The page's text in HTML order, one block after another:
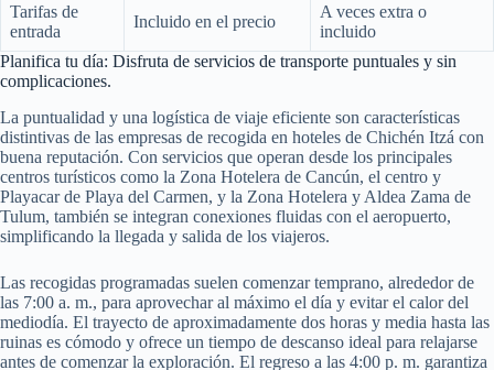
Tarifas de
entrada
Incluido en el precio
A veces extra o
incluido
Planifica tu día: Disfruta de servicios de transporte puntuales y sin
complicaciones.
La puntualidad y una logística de viaje eficiente son características
distintivas de las empresas de recogida en hoteles de Chichén Itzá con
buena reputación. Con servicios que operan desde los principales
centros turísticos como la Zona Hotelera de Cancún, el centro y
Playacar de Playa del Carmen, y la Zona Hotelera y Aldea Zama de
Tulum, también se integran conexiones fluidas con el aeropuerto,
simplificando la llegada y salida de los viajeros.
Las recogidas programadas suelen comenzar temprano, alrededor de
las 7:00 a. m., para aprovechar al máximo el día y evitar el calor del
mediodía. El trayecto de aproximadamente dos horas y media hasta las
ruinas es cómodo y ofrece un tiempo de descanso ideal para relajarse
antes de comenzar la exploración. El regreso a las 4:00 p. m. garantiza